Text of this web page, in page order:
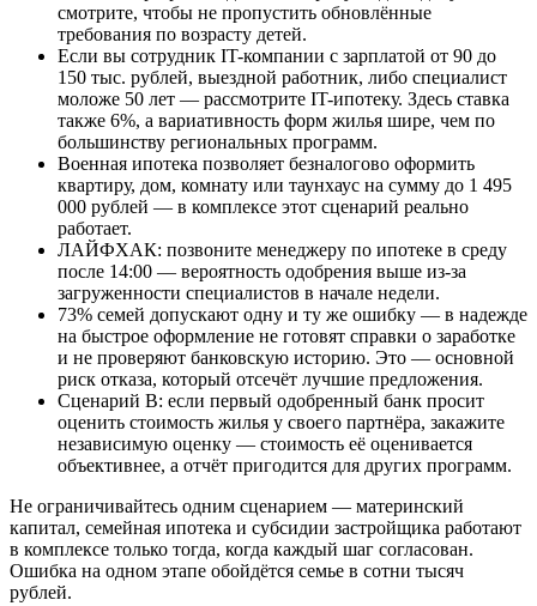
смотрите, чтобы не пропустить обновлённые
требования по возрасту детей.
Если вы сотрудник IT-компании с зарплатой от 90 до
150 тыс. рублей, выездной работник, либо специалист
моложе 50 лет — рассмотрите IT-ипотеку. Здесь ставка
также 6%, а вариативность форм жилья шире, чем по
большинству региональных программ.
Военная ипотека позволяет безналогово оформить
квартиру, дом, комнату или таунхаус на сумму до 1 495
000 рублей — в комплексе этот сценарий реально
работает.
ЛАЙФХАК: позвоните менеджеру по ипотеке в среду
после 14:00 — вероятность одобрения выше из-за
загруженности специалистов в начале недели.
73% семей допускают одну и ту же ошибку — в надежде
на быстрое оформление не готовят справки о заработке
и не проверяют банковскую историю. Это — основной
риск отказа, который отсечёт лучшие предложения.
Сценарий B: если первый одобренный банк просит
оценить стоимость жилья у своего партнёра, закажите
независимую оценку — стоимость её оценивается
объективнее, а отчёт пригодится для других программ.
Не ограничивайтесь одним сценарием — материнский
капитал, семейная ипотека и субсидии застройщика работают
в комплексе только тогда, когда каждый шаг согласован.
Ошибка на одном этапе обойдётся семье в сотни тысяч
рублей.